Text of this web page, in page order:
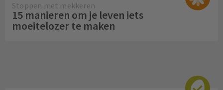
Stoppen met mekkeren
15 manieren om je leven iets
moeitelozer te maken